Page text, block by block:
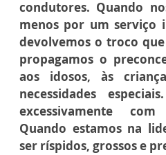
condutores. Quando
menos por um serviço
devolvemos o troco
propagamos o
aos idosos, às
necessidades
excessivamente
Quando estamos na
ser ríspidos, grossos e